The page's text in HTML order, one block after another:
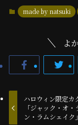
made by natsuki
よ
ハロウィン限定カ
「ジャック・オ・
ン・ラムシェイク」